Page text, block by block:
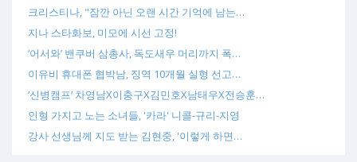
크리스티나, "잠깐 아닌 오랜 시간 기억에 남는…
지나 스타화보, 미모에 시선 고정!
‘어서와’ 밴쿠버 삼총사, 독도새우 머리까지 폭…
이유비 휴대폰 협박남, 징역 10개월 실형 선고…
‘신병캠프’ 차영남X이충구X김민호X남태우X전승훈…
인형 가지고 노는 소녀들, '카라' 니콜-규리-지영
강사 선생님께 지도 받는 김현중, '이렇게 하면…